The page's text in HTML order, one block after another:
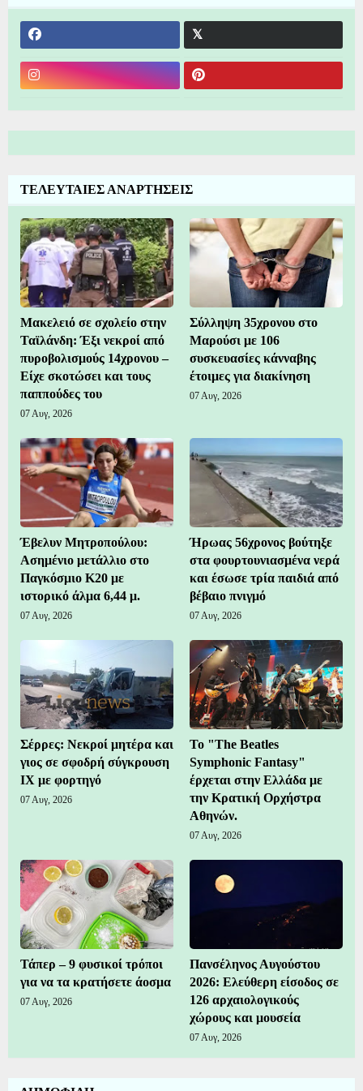
ΤΕΛΕΥΤΑΙΕΣ ΑΝΑΡΤΗΣΕΙΣ
Μακελειό σε σχολείο στην
Ταϊλάνδη: Έξι νεκροί από
πυροβολισμούς 14χρονου –
Είχε σκοτώσει και τους
παππούδες του
07 Αυγ, 2026
Σύλληψη 35χρονου στο
Μαρούσι με 106
συσκευασίες κάνναβης
έτοιμες για διακίνηση
07 Αυγ, 2026
Έβελυν Μητροπούλου:
Ασημένιο μετάλλιο στο
Παγκόσμιο Κ20 με
ιστορικό άλμα 6,44 μ.
07 Αυγ, 2026
Ήρωας 56χρονος βούτηξε
στα φουρτουνιασμένα νερά
και έσωσε τρία παιδιά από
βέβαιο πνιγμό
07 Αυγ, 2026
Σέρρες: Νεκροί μητέρα και
γιος σε σφοδρή σύγκρουση
ΙΧ με φορτηγό
07 Αυγ, 2026
Το "The Beatles
Symphonic Fantasy"
έρχεται στην Ελλάδα με
την Κρατική Ορχήστρα
Αθηνών.
07 Αυγ, 2026
Τάπερ – 9 φυσικοί τρόποι
για να τα κρατήσετε άοσμα
07 Αυγ, 2026
Πανσέληνος Αυγούστου
2026: Ελεύθερη είσοδος σε
126 αρχαιολογικούς
χώρους και μουσεία
07 Αυγ, 2026